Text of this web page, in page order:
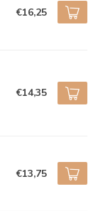
€16,25
€14,35
€13,75